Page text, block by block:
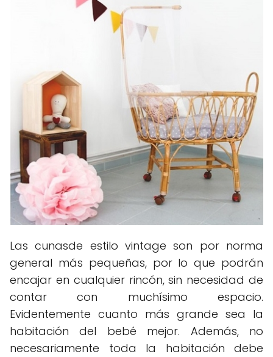
Las cunasde estilo vintage son por norma
general más pequeñas, por lo que podrán
encajar en cualquier rincón, sin necesidad de
contar con muchísimo espacio.
Evidentemente cuanto más grande sea la
habitación del bebé mejor. Además, no
necesariamente toda la habitación debe